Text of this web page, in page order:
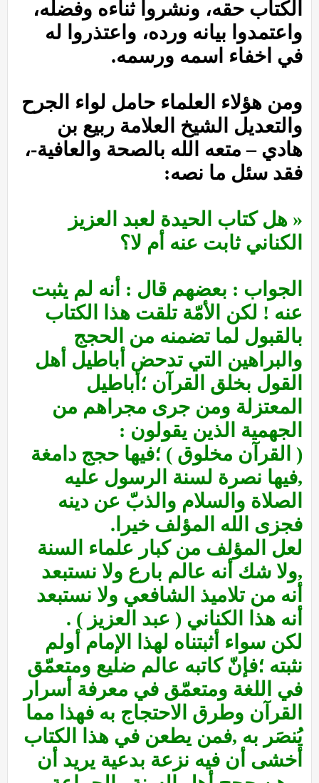
الكتاب حقه، ونشروا ثناءه وفضله،
واعتمدوا بيانه ورده، واعتذروا له
في اخفاء اسمه ورسمه.
ومن هؤلاء العلماء حامل لواء الجرح
والتعديل الشيخ العلامة ربيع بن
هادي – متعه الله بالصحة والعافية-،
فقد سئل ما نصه:
« هل كتاب الحيدة لعبد العزيز
الكناني ثابت عنه أم لا؟
الجواب : بعضهم قال : أنه لم يثبت
عنه ! لكن الأمّة تلقت هذا الكتاب
بالقبول لما تضمنه من الحجج
والبراهين التي تدحض أباطيل أهل
القول بخلق القرآن ؛أباطيل
المعتزلة ومن جرى مجراهم من
الجهمية الذين يقولون :
( القرآن مخلوق ) ؛فيها حجج دامغة
,فيها نصرة لسنة الرسول عليه
الصلاة والسلام والذبّ عن دينه
فجزى الله المؤلف خيرا.
لعل المؤلف من كبار علماء السنة
,ولا شك أنه عالم بارع ولا نستبعد
أنه من تلاميذ الشافعي ولا نستبعد
أنه هذا الكناني ( عبد العزيز ) .
لكن سواء أثبتناه لهذا الإمام أولم
نثبته ؛فإنّ كاتبه عالم ضليع ومتعمّق
في اللغة ومتعمّق في معرفة أسرار
القرآن وطرق الاحتجاج به فهذا مما
يُنصَر به ,فمن يطعن في هذا الكتاب
أخشى أن فيه نزعة بدعية يريد أن